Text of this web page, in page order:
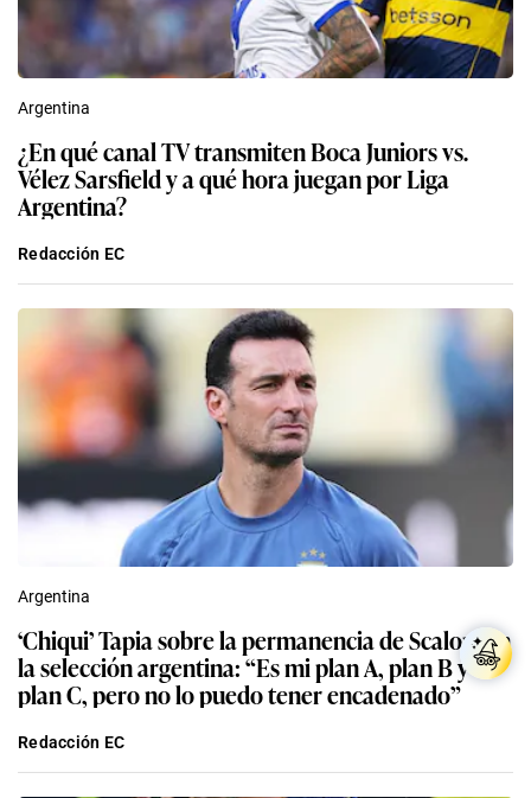
Argentina
¿En qué canal TV transmiten Boca Juniors vs.
Vélez Sarsfield y a qué hora juegan por Liga
Argentina?
Redacción EC
Argentina
‘Chiqui’ Tapia sobre la permanencia de Scaloni en
la selección argentina: “Es mi plan A, plan B y
plan C, pero no lo puedo tener encadenado”
Redacción EC